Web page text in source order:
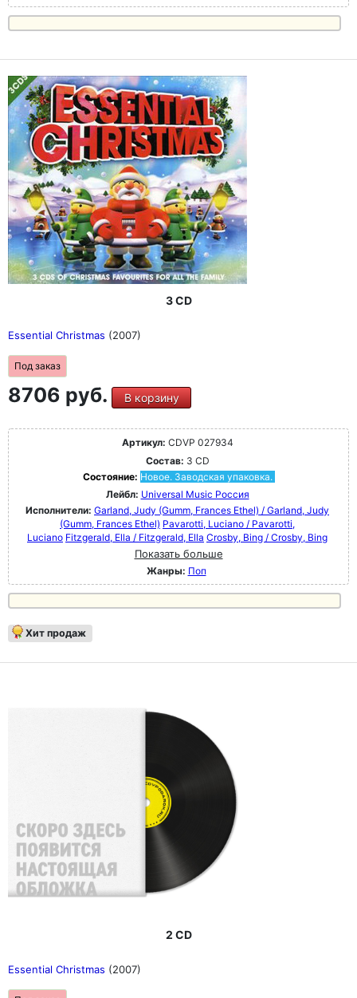
3 CD
Essential Christmas (2007)
Под заказ
8706 руб. В корзину
Артикул: CDVP 027934
Состав: 3 CD
Состояние: Новое. Заводская упаковка.
Лейбл: Universal Music Россия
Исполнители: Garland, Judy (Gumm, Frances Ethel) / Garland, Judy
(Gumm, Frances Ethel) Pavarotti, Luciano / Pavarotti,
Luciano Fitzgerald, Ella / Fitzgerald, Ella Crosby, Bing / Crosby, Bing
Показать больше
Жанры: Поп
Хит продаж
2 CD
Essential Christmas (2007)